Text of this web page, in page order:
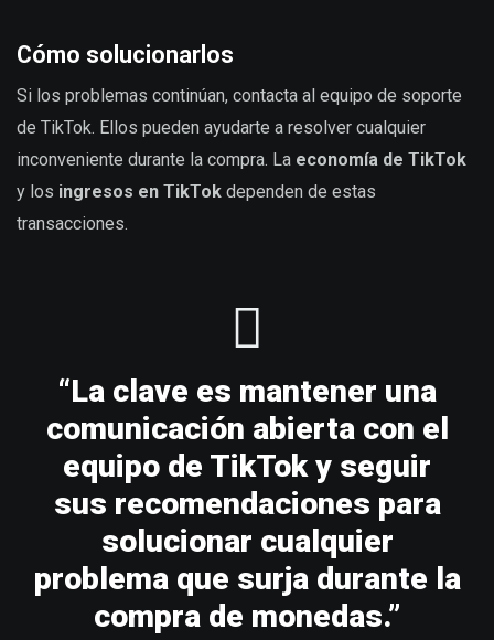
Cómo solucionarlos
Si los problemas continúan, contacta al equipo de soporte
de TikTok. Ellos pueden ayudarte a resolver cualquier
inconveniente durante la compra. La economía de TikTok
y los ingresos en TikTok dependen de estas
transacciones.
“La clave es mantener una
comunicación abierta con el
equipo de TikTok y seguir
sus recomendaciones para
solucionar cualquier
problema que surja durante la
compra de monedas.”